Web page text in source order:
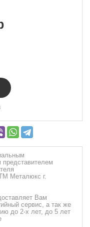
Металюкс г.
Вам
сервис, а так же
до 2-х лет, до 5 лет